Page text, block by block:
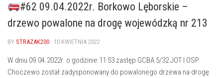
#62 09.04.2022r. Borkowo Lęborskie –
drzewo powalone na drogę wojewódzką nr 213
BY STRAZAK200 · 10 KWIETNIA 2022
W dniu 09.04.2022r. o godzinie 11:53 zastęp GCBA 5/32 JOT I OSP
Choczewo został zadysponowany do powalonego drzewa na drogę